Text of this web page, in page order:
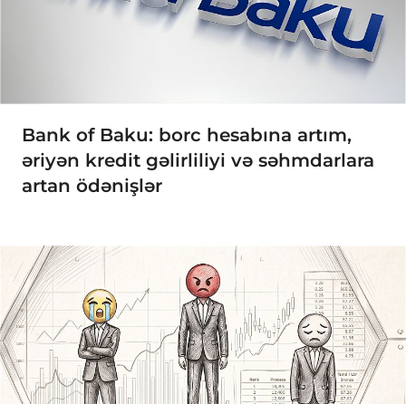
Bank of Baku: borc hesabına artım,
əriyən kredit gəlirliliyi və səhmdarlara
artan ödənişlər